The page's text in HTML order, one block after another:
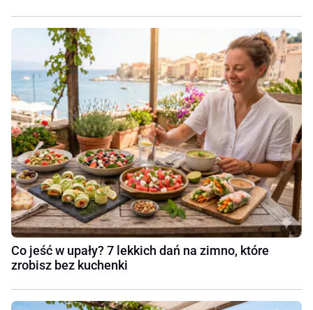
Co jeść w upały? 7 lekkich dań na zimno, które
zrobisz bez kuchenki